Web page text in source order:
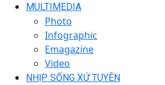
MULTIMEDIA
Photo
Infographic
Emagazine
Video
NHỊP SỐNG XỨ TUYÊN